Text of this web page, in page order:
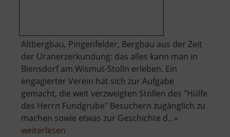
Altbergbau, Pingenfelder, Bergbau aus der Zeit
der Uranerzerkundung: das alles kann man in
Biensdorf am Wismut-Stolln erleben. Ein
engagierter Verein hat sich zur Aufgabe
gemacht, die weit verzweigten Stollen des "Hülfe
des Herrn Fundgrube" Besuchern zugänglich zu
machen sowie etwas zur Geschichte d.. »
weiterlesen